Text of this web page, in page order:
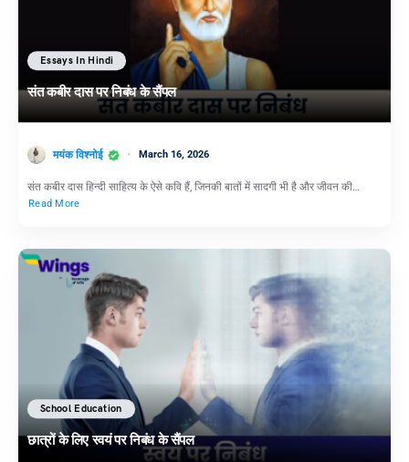
Essays In Hindi
संत कबीर दास पर निबंध के सैंपल
मयंक विश्नोई March 16, 2026
संत कबीर दास हिन्दी साहित्य के ऐसे कवि हैं, जिनकी बातों में सादगी भी है और जीवन की…
Read More
School Education
छात्रों के लिए स्वयं पर निबंध के सैंपल